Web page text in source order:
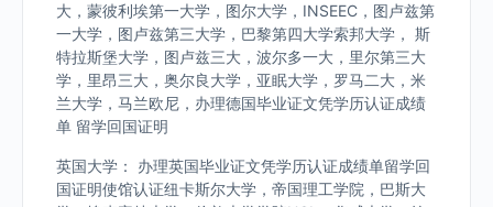
大，蒙彼利埃第一大学，图尔大学，INSEEC，图卢兹第
一大学，图卢兹第三大学，巴黎第四大学索邦大学， 斯
特拉斯堡大学，图卢兹三大，波尔多一大，里尔第三大
学，里昂三大，奥尔良大学，亚眠大学，罗马二大，米
兰大学，马兰欧尼，办理德国毕业证文凭学历认证成绩
单 留学回国证明
英国大学： 办理英国毕业证文凭学历认证成绩单留学回
国证明使馆认证纽卡斯尔大学，帝国理工学院，巴斯大